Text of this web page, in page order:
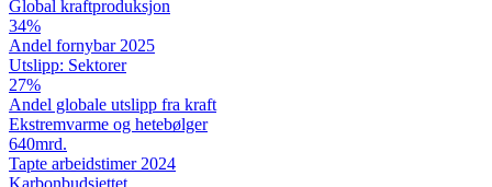
Global kraftproduksjon
34%
Andel fornybar 2025
Utslipp: Sektorer
27%
Andel globale utslipp fra kraft
Ekstremvarme og hetebølger
640mrd.
Tapte arbeidstimer 2024